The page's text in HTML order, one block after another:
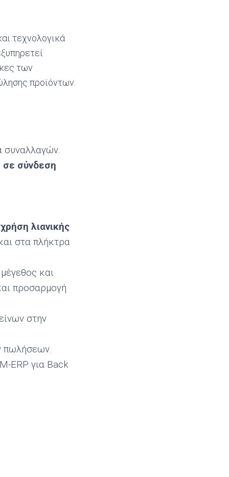
τεχνολογικά
των
προϊόντων.
συναλλαγών.
σύνδεση
χρήση λιανικής
στα πλήκτρα
και
προσαρμογή
στην
πωλήσεων.
ERP για Back